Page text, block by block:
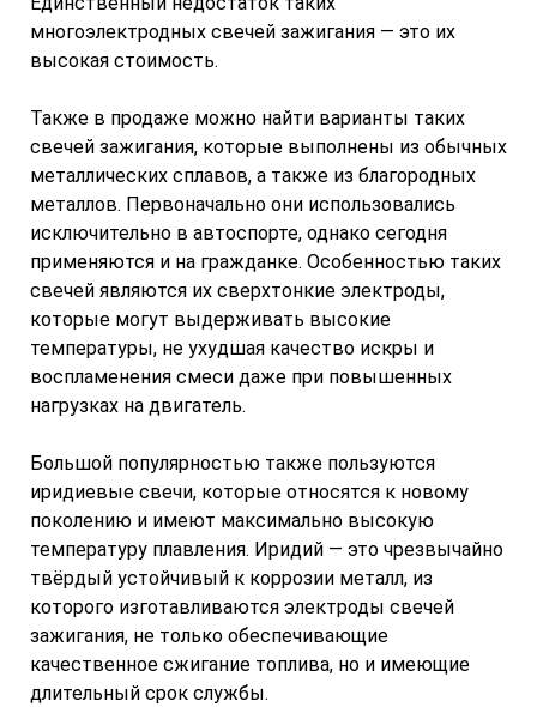
многоэлектродных свечей зажигания — это их
высокая стоимость.
Также в продаже можно найти варианты таких
свечей зажигания, которые выполнены из обычных
металлических сплавов, а также из благородных
металлов. Первоначально они использовались
исключительно в автоспорте, однако сегодня
применяются и на гражданке. Особенностью таких
свечей являются их сверхтонкие электроды,
которые могут выдерживать высокие
температуры, не ухудшая качество искры и
воспламенения смеси даже при повышенных
нагрузках на двигатель.
Большой популярностью также пользуются
иридиевые свечи, которые относятся к новому
поколению и имеют максимально высокую
температуру плавления. Иридий — это чрезвычайно
твёрдый устойчивый к коррозии металл, из
которого изготавливаются электроды свечей
зажигания, не только обеспечивающие
качественное сжигание топлива, но и имеющие
длительный срок службы.